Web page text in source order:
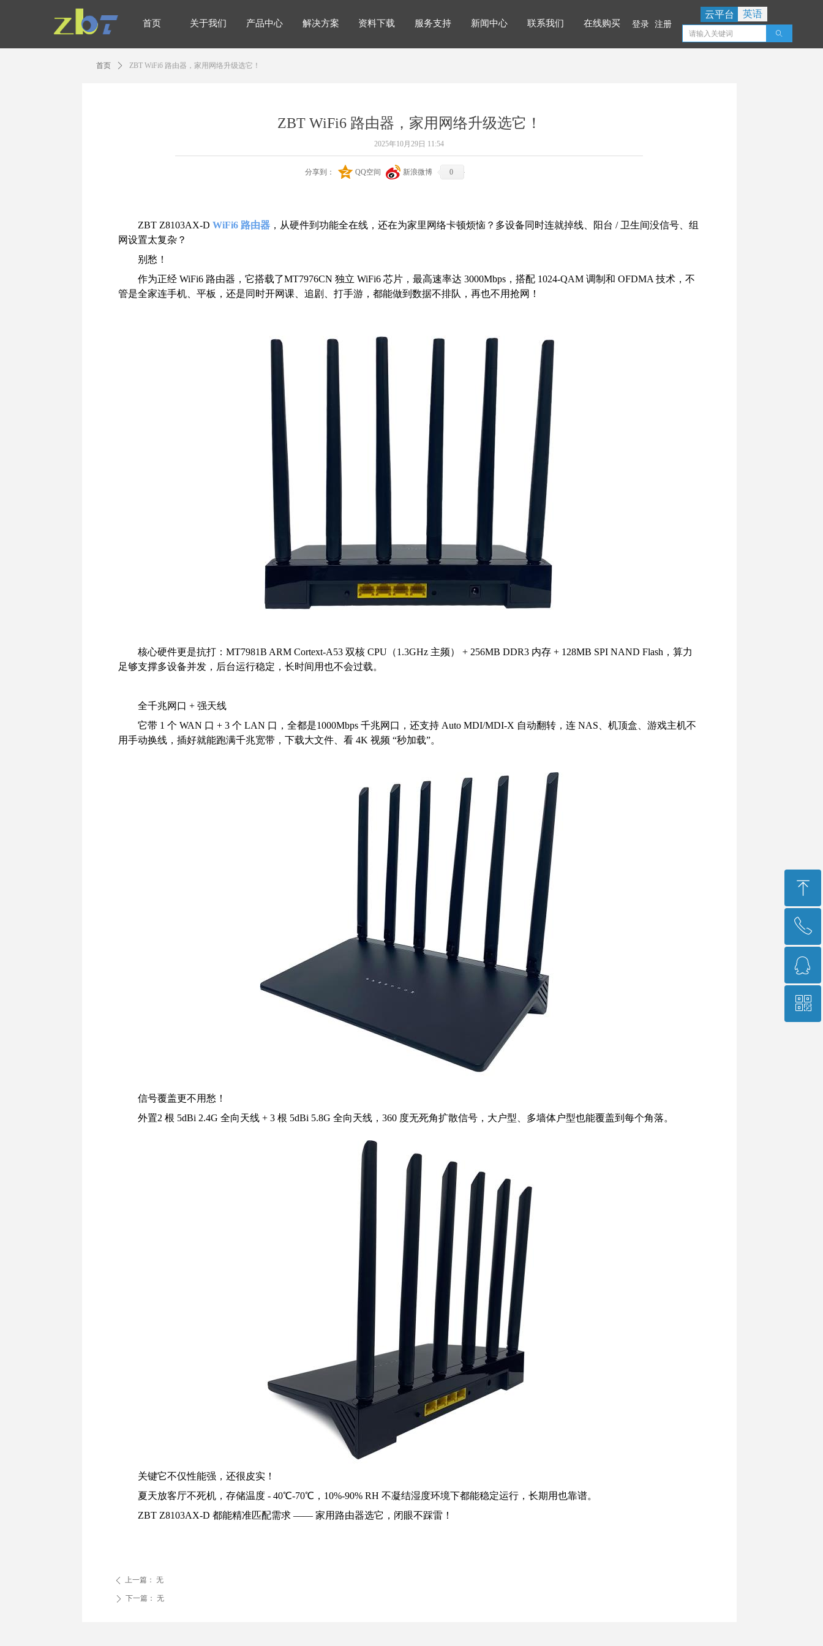
登录 注册
首页 关于我们 产品中心 解决方案 资料下载 服务支持 新闻中心 联系我们 在线购买
云平台 英语
解决方案
ꄠ
ZBT WiFi6 路由器，家用网络升级选它！
ZBT Z8103AX-D WiFi6 路由器 ，从硬件到功能全在线，还在为家里网络卡顿烦恼？多设备同时连就掉线、阳台 / 卫生间没信号、组
网设置太复杂？
别愁！
作为正经 WiFi6 路由器，它搭载了MT7976CN 独立 WiFi6 芯片，最高速率达 3000Mbps，搭配 1024-QAM 调制和 OFDMA 技术，不
管是全家连手机、平板，还是同时开网课、追剧、打手游，都能做到数据不排队，再也不用抢网！
核心硬件更是抗打：MT7981B ARM Cortext-A53 双核 CPU（1.3GHz 主频） + 256MB DDR3 内存 + 128MB SPI NAND Flash，算力
足够支撑多设备并发，后台运行稳定，长时间用也不会过载。
全千兆网口 + 强天线
它带 1 个 WAN 口 + 3 个 LAN 口，全都是1000Mbps 千兆网口，还支持 Auto MDI/MDI-X 自动翻转，连 NAS、机顶盒、游戏主机不
用手动换线，插好就能跑满千兆宽带，下载大文件、看 4K 视频 “秒加载”。
信号覆盖更不用愁！
外置2 根 5dBi 2.4G 全向天线 + 3 根 5dBi 5.8G 全向天线，360 度无死角扩散信号，大户型、多墙体户型也能覆盖到每个角落。
关键它不仅性能强，还很皮实 ！
夏天放客厅不死机，存储温度 - 40℃-70℃，10%-90% RH 不凝结湿度环境下都能稳定运行，长期用也靠谱。
ZBT Z8103AX-D 都能精准匹配需求 —— 家用路由器选它，闭眼不踩雷！
2025年10月29日 11:54
ꄴ 上一篇： 无
ꄲ 下一篇： 无
分享到： QQ空间 新浪微博 0
首页 ꄲ ZBT WiFi6 路由器，家用网络升级选它！
ꁸ
回到顶部
ꂅ
ꁗ
751573541
ꀥ